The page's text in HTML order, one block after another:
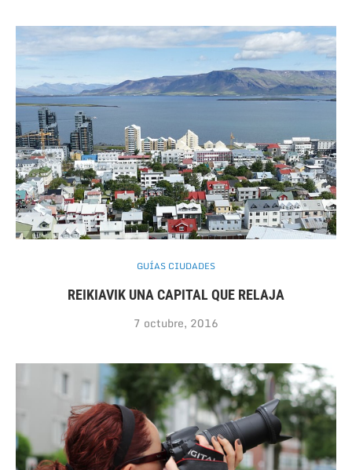
GUÍAS CIUDADES
REIKIAVIK UNA CAPITAL QUE RELAJA
7 octubre, 2016